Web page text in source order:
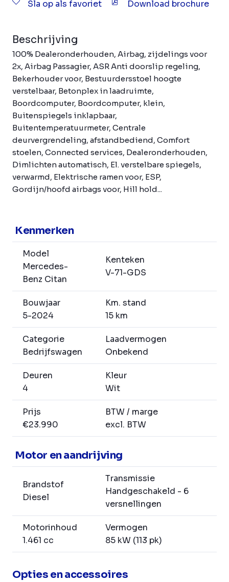
Sla op als favoriet Download brochure
Beschrijving
100% Dealeronderhouden, Airbag, zijdelings voor
2x, Airbag Passagier, ASR Anti doorslip regeling,
Bekerhouder voor, Bestuurdersstoel hoogte
verstelbaar, Betonplex in laadruimte,
Boordcomputer, Boordcomputer, klein,
Buitenspiegels inklapbaar,
Buitentemperatuurmeter, Centrale
deurvergrendeling, afstandbediend, Comfort
stoelen, Connected services, Dealeronderhouden,
Dimlichten automatisch, El. verstelbare spiegels,
verwarmd, Elektrische ramen voor, ESP,
Gordijn/hoofd airbags voor, Hill hold...
Kenmerken
Model
Mercedes-
Benz Citan
Kenteken
V-71-GDS
Bouwjaar
5-2024
Km. stand
15 km
Categorie
Bedrijfswagen
Laadvermogen
Onbekend
Deuren
4
Kleur
Wit
Prijs
€23.990
BTW / marge
excl. BTW
Motor en aandrijving
Brandstof
Diesel
Transmissie
Handgeschakeld - 6
versnellingen
Motorinhoud
1.461 cc
Vermogen
85 kW (113 pk)
Opties en accessoires